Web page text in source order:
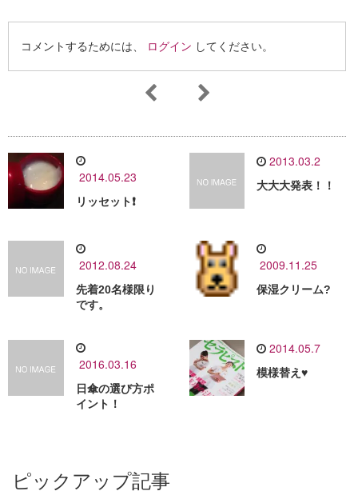
コメントするためには、 ログイン してください。
2014.05.23
リッセット❗️
2013.03.2
大大大発表！！
2012.08.24
先着20名様限り
です。
2009.11.25
保湿クリーム?
2016.03.16
日傘の選び方ポ
イント！
2014.05.7
模様替え♥️
ピックアップ記事